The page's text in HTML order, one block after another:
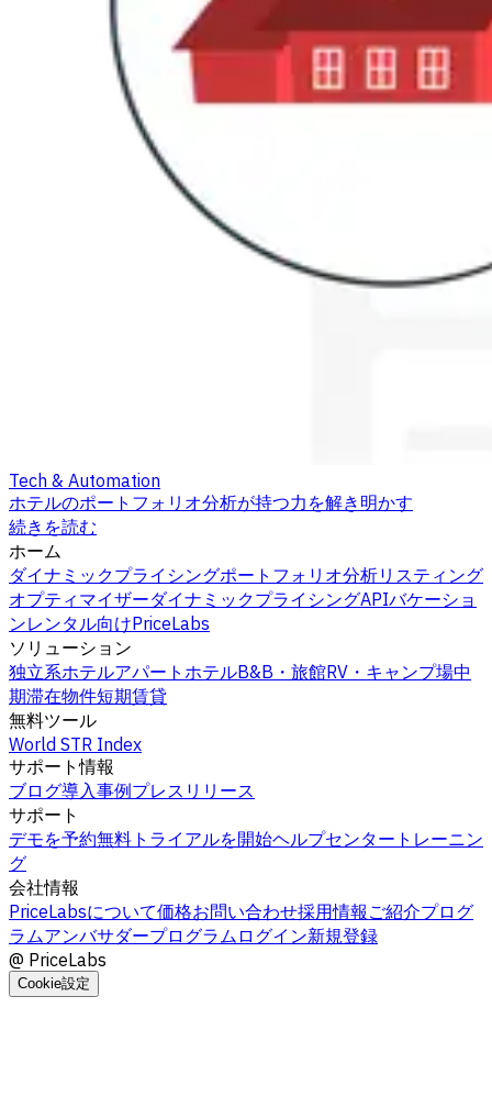
Tech & Automation
ホテルのポートフォリオ分析が持つ力を解き明かす
続きを読む
ホーム
ダイナミックプライシングポートフォリオ分析リスティング
オプティマイザーダイナミックプライシングAPIバケーショ
ンレンタル向けPriceLabs
ソリューション
独立系ホテルアパートホテルB&B・旅館RV・キャンプ場中
期滞在物件短期賃貸
無料ツール
World STR Index
サポート情報
ブログ導入事例プレスリリース
サポート
デモを予約無料トライアルを開始ヘルプセンター トレーニン
グ
会社情報
PriceLabsについて価格お問い合わせ採用情報 ご紹介プログ
ラムアンバサダープログラム ログイン新規登録
@ PriceLabs
Cookie設定